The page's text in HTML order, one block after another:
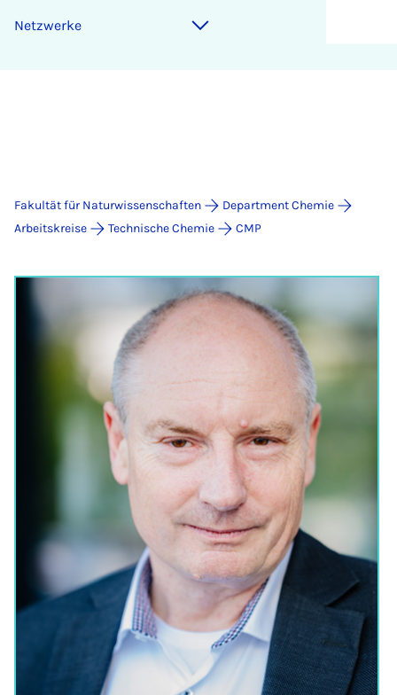
Netz­wer­ke
Fakultät für Naturwissenschaften
Department Chemie
Arbeitskreise
Technische Chemie CMP